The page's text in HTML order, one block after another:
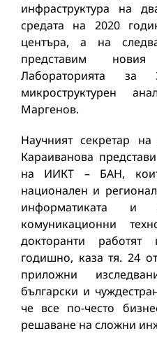
инфраструктура на
средата на 2020
центъра, а на
представим
Лабораторията за
микроструктурен
Маргенов.
Научният секретар
Караиванова
на ИИКТ – БАН,
национален и
информатиката и
комуникационни
докторанти
годишно, каза тя. 24
приложни
български и
че все по-често
решаване на сложни